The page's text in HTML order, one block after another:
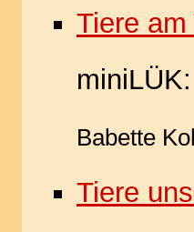
Tiere
Babette
Tiere